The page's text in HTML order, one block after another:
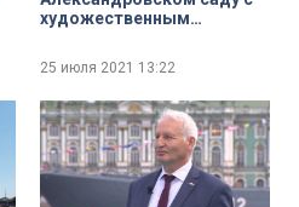
художественным
морского фестиваля
Володько и солистом
вокального ансамбля
«Бриз» Дмитрием
Емельяновым
25 июля 2021 13:22